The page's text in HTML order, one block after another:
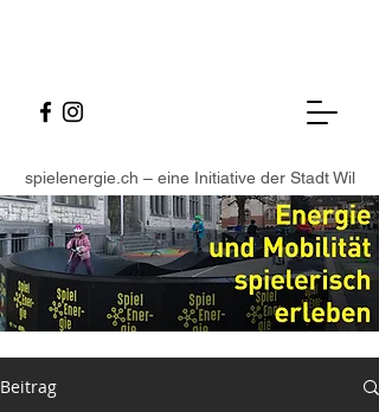
spielenergie.ch – eine Initiative der Stadt Wil
Beitrag